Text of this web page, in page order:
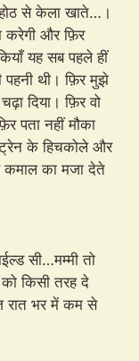
से केला खाते…।
करेगी और फ़िर
यह सब पहले हीं
पहनी थी। फ़िर मुझे
दिया। फ़िर वो
पता नहीं मौका
ट्रेन के हिचकोले और
का मजा देते
सी…मम्मी तो
किसी तरह दे
रात भर में कम से